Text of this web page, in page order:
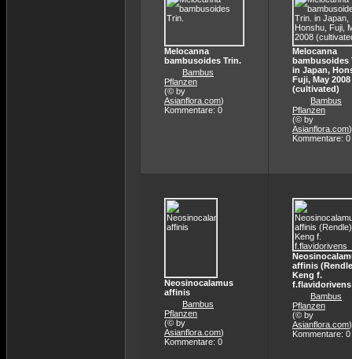
Melocanna
bambusoides Trin.
Bambus
Pflanzen
(© by
Asianflora.com)
Kommentare: 0
Melocanna
bambusoides
in Japan,
Fuji, May 2008
(cultivated)
Bambus
Pflanzen
(© by
Asianflora.com)
Kommentare: 0
Neosinocalamus
affinis
Bambus
Pflanzen
(© by
Asianflora.com)
Kommentare: 0
affinis
Keng f.
f.flavidorivens
Bambus
Pflanzen
(© by
Asianflora.com)
Kommentare: 0